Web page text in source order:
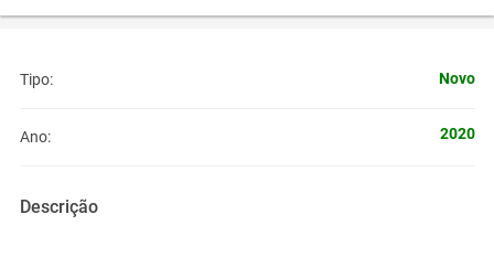
Tipo: Novo
Ano: 2020
Descrição